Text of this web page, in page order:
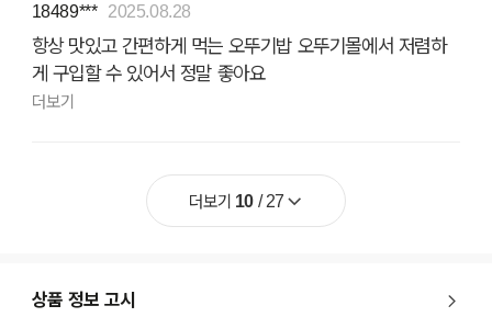
18489*** 2025.08.28
항상 맛있고 간편하게 먹는 오뚜기밥 오뚜기몰에서 저렴하
게 구입할 수 있어서 정말 좋아요
더보기
더보기 10/27
상품 정보 고시